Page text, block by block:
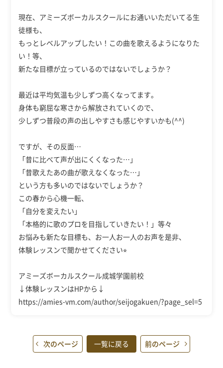
現在、アミーズボーカルスクールにお通いいただいてる生
徒様も、
もっとレベルアップしたい！この曲を歌えるようになりた
い！等、
新たな目標が立っているのではないでしょうか？
最近は平均気温も少しずつ高くなってます。
身体も窮屈な寒さから解放されていくので、
少しずつ普段の声の出しやすさも感じやすいかも(^^)
ですが、その反面…
「昔に比べて声が出にくくなった…」
「昔歌えたあの曲が歌えなくなった…」
という方も多いのではないでしょうか？
この春から心機一転、
「自分を変えたい」
「本格的に歌のプロを目指していきたい！」等々
お悩みも新たな目標も、お一人お一人のお声を是非、
体験レッスンで聞かせてください⭐︎
アミーズボーカルスクール成城学園前校
↓体験レッスンはHPから↓
https://amies-vm.com/author/seijogakuen/?page_sel=5
次のページ 一覧に戻る 前のページ